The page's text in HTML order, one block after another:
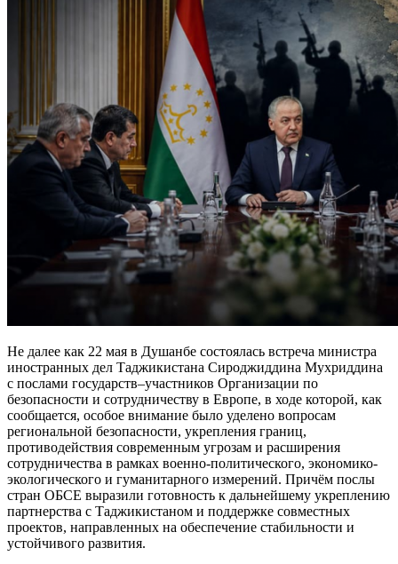
Не далее как 22 мая в Душанбе состоялась встреча министра
иностранных дел Таджикистана Сироджиддина Мухриддина
с послами государств–участников Организации по
безопасности и сотрудничеству в Европе, в ходе которой, как
сообщается, особое внимание было уделено вопросам
региональной безопасности, укрепления границ,
противодействия современным угрозам и расширения
сотрудничества в рамках военно-политического, экономико-
экологического и гуманитарного измерений. Причём послы
стран ОБСЕ выразили готовность к дальнейшему укреплению
партнерства с Таджикистаном и поддержке совместных
проектов, направленных на обеспечение стабильности и
устойчивого развития.